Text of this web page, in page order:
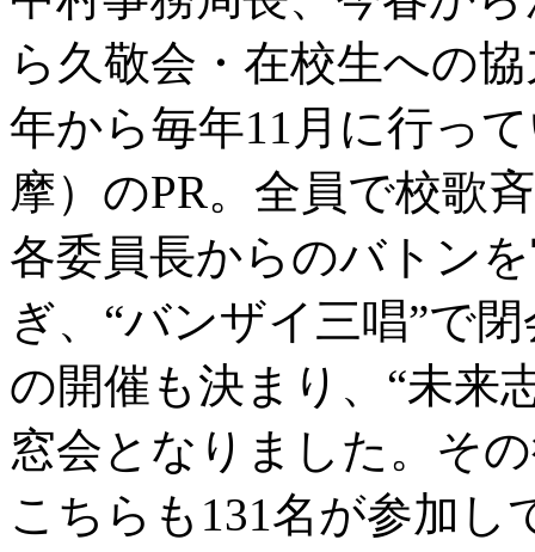
ら久敬会・在校生への
年から毎年11月に行っ
摩）のPR。全員で校歌
各委員長からのバトン
ぎ、“バンザイ三唱”で
の開催も決まり、“未来
窓会となりました。そ
こちらも131名が参加し